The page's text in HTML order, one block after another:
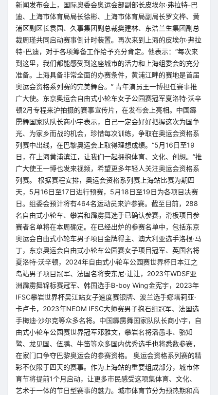
新闻发布会上，国际奥委会奥运会部副部长皮埃尔·弗拉特-巴
迪、上海市体育局局长徐彬、上海市体育局副局长罗文桦、黄
浦区副区长袁园、久事集团副总裁樊建林、东浩兰生集团副总
裁周瑾共同启动赛事倒计时装置。再次来到上海的皮埃尔·弗拉
特-巴迪，对于各项筹备工作给予充分肯定。他表示：“每次来
到这里，我们都能感受到这座城市的活力和上海组委会的充分
准备。上海具备非常全面的办赛条件，黄浦江畔的赛地是首届
奥运会资格系列赛的完美舞台。” 青年演员王一博担任赛事推
广大使。东京奥运会自由式小轮车女子公园赛冠军夏洛特·沃辛
顿2月专程来沪拍摄的赛事宣传片，在发布会上亮相。中国霹
雳舞国家队队长商小宇表示，自己一定会好好把握这次为国争
光、为家乡而战的机会，珍惜每次训练，争取在奥运会资格系
列赛中出线，在巴黎奥运会上取得理想成绩。“5月16日至19
日，在上海黄浦滨江，让我们一起拥抱体育、文化、创想。”推
广大使王一博也发来视频，希望更多年轻人关注奥运会资格系
列赛。 根据赛程安排，奥运会资格系列赛上海站比赛为期四
天，5月16日至17日进行预赛，5月18日至19日为各项目决赛
日。组委会预计将有464名运动员来沪参赛。截至目前，288
名自由式小轮车、攀岩和霹雳舞选手已确认参赛，滑板项目参
赛者名单将在本周确定。在已经出炉的参赛名单中，包括东京
奥运会自由式小轮车男子项目金牌得主、澳大利亚选手洛根·马
丁，东京奥运会自由式小轮车公园赛女子项目冠军、英国名将
夏洛特·沃辛顿，2024年自由式小轮车公园赛世界杯日本江之
岛站男子项目冠军、法国名将安东尼·让让，2023年WDSF亚
洲霹雳舞锦标赛冠军、韩国选手B-boy Wing金宪宇，2023年
IFSC攀岩世界杯吴江站女子速度赛银牌、波兰选手娜塔莉亚·
卡卢卡，2023年NEOM IFSC大师赛男子抱石组冠军、法国选
手梅迪·沙尔克等众多名将。中国霹雳舞国家队队长商小宇，自
由式小轮车公园赛世界冠军邓雅文，攀岩名将潘愚非、骆知
鹭、龙见国、伍鹏、牛笛等众多国内优秀选手也将悉数参赛，
在家门口争夺巴黎奥运会的参赛资格。 奥运会资格系列赛的精
彩不仅限于四天的赛事。作为上海站的重要组成部分，城市体
育节将提前1个月启动，让更多市民感受这项集体育、文化、
艺术于一体的节日型赛事的魅力。城市体育节分为预热期和高